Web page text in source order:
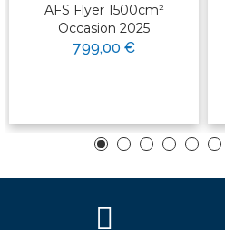
AFS Flyer 1500cm²
Occasion 2025
799,00 €